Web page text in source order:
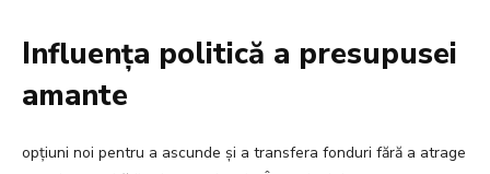
Influența politică a presupusei
amante
opțiuni noi pentru a ascunde și a transfera fonduri fără a atrage